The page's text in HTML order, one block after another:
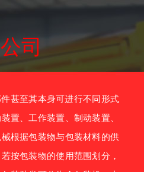
司
甚至其本身可进行不同形式
置、工作装置、制动装置、
根据包装物与包装材料的供
按包装物的使用范围划分，